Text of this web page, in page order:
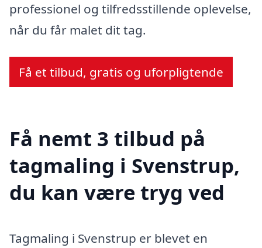
professionel og tilfredsstillende oplevelse,
når du får malet dit tag.
Få et tilbud, gratis og uforpligtende
Få nemt 3 tilbud på
tagmaling i Svenstrup,
du kan være tryg ved
Tagmaling i Svenstrup er blevet en